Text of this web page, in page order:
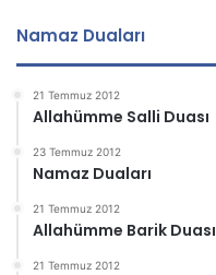
Namaz Duaları
21 Temmuz 2012
Allahümme Salli Duası
23 Temmuz 2012
Namaz Duaları
21 Temmuz 2012
Allahümme Barik Duası
21 Temmuz 2012